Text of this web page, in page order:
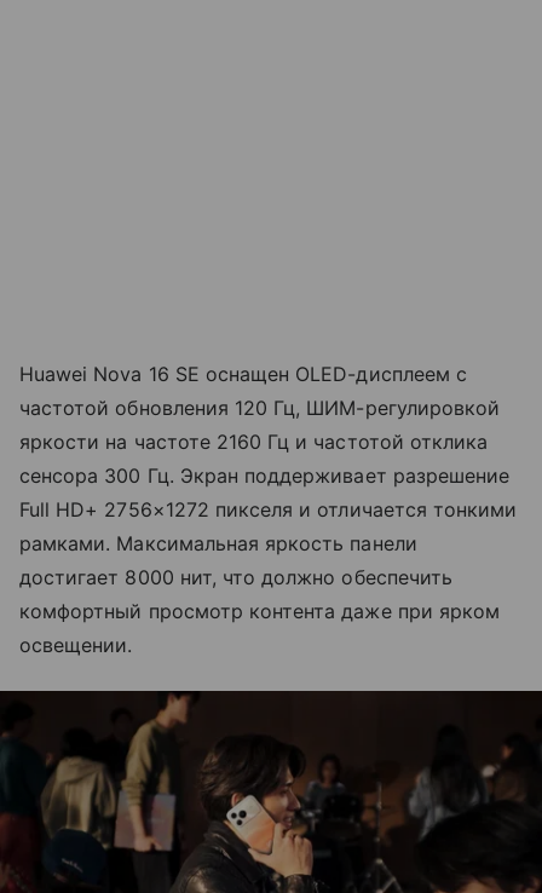
Huawei Nova 16 SE оснащен OLED-дисплеем с
частотой обновления 120 Гц, ШИМ-регулировкой
яркости на частоте 2160 Гц и частотой отклика
сенсора 300 Гц. Экран поддерживает разрешение
Full HD+ 2756×1272 пикселя и отличается тонкими
рамками. Максимальная яркость панели
достигает 8000 нит, что должно обеспечить
комфортный просмотр контента даже при ярком
освещении.